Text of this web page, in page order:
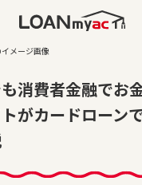
消費者金融でお
がカードローン